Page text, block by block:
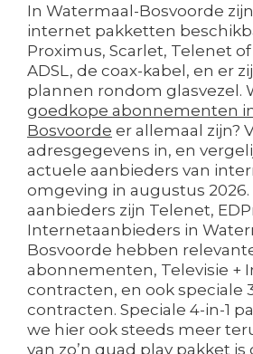
In Watermaal-Bosvoorde
internet pakketten
Proximus, Scarlet, Telenet of
ADSL, de coax-kabel, en er
plannen rondom glasvezel.
goedkope abonnementen
Bosvoorde er allemaal zijn?
adresgegevens in, en
actuele aanbieders van
omgeving in augustus 2026.
aanbieders zijn Telenet,
Internetaanbieders in
Bosvoorde hebben
abonnementen, Televisie +
contracten, en ook speciale
contracten. Speciale 4-in-1
we hier ook steeds meer
van zo’n quad play pakket